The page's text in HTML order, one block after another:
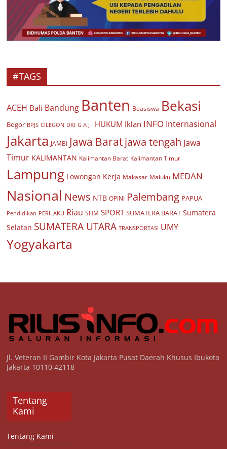
#TAGS
ACEH Bali Bandung Banten Beasiswa Bekasi
Bogor BPJS CILEGON DKI G A J I HUKUM Iklan INFO Internasional
Jakarta JAMBI Jawa Baratjawa tengah Jawa
Timur KALIMANTAN Kalimantan Barat Kalimantan Timur
Lampung Lowongan Kerja Makasar Maluku MEDAN
Nasional News NTB OPINI Palembang PAPUA
Pendidikan PERILAKU Riau SHM SPORT SUMATERA BARAT Sumatera
Selatan SUMATERA UTARA TRANSPORTASI UMY
Yogyakarta
Jl. Veteran II Gambir Kota Jakarta Pusat Daerah Khusus Ibukota
Jakarta 10110 42118
Tentang
Kami
Tentang Kami